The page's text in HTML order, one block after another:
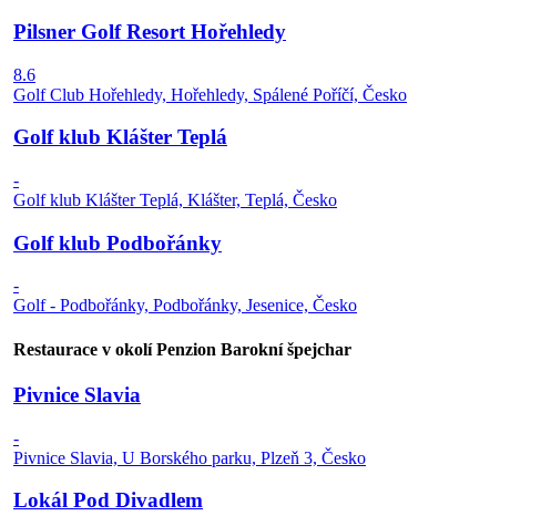
Pilsner Golf Resort Hořehledy
8.6
Golf Club Hořehledy, Hořehledy, Spálené Poříčí, Česko
Golf klub Klášter Teplá
-
Golf klub Klášter Teplá, Klášter, Teplá, Česko
Golf klub Podbořánky
-
Golf - Podbořánky, Podbořánky, Jesenice, Česko
Restaurace v okolí Penzion Barokní špejchar
Pivnice Slavia
-
Pivnice Slavia, U Borského parku, Plzeň 3, Česko
Lokál Pod Divadlem